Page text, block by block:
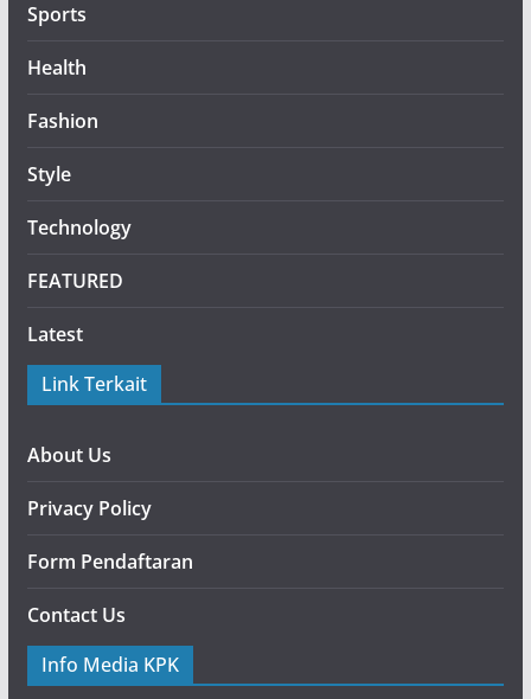
Sports
Health
Fashion
Style
Technology
FEATURED
Latest
Link Terkait
About Us
Privacy Policy
Form Pendaftaran
Contact Us
Info Media KPK